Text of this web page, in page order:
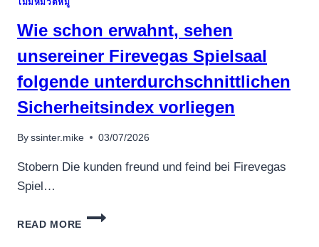
ไม่มีหมวดหมู่
Wie schon erwahnt, sehen
unsereiner Firevegas Spielsaal
folgende unterdurchschnittlichen
Sicherheitsindex vorliegen
By ssinter.mike 03/07/2026
Stobern Die kunden freund und feind bei Firevegas
Spiel…
READ MORE
WIE